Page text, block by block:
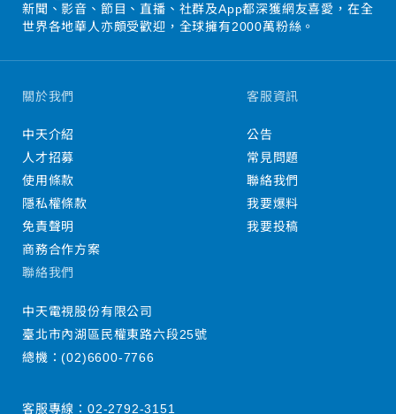
新聞、影音、節目、直播、社群及App都深獲網友喜愛，在全
世界各地華人亦頗受歡迎，全球擁有2000萬粉絲。
關於我們
中天介紹
人才招募
使用條款
隱私權條款
免責聲明
商務合作方案
客服資訊
公告
常見問題
聯絡我們
我要爆料
我要投稿
聯絡我們
中天電視股份有限公司
臺北市內湖區民權東路六段25號
總機：(02)6600-7766
客服專線： 02-2792-3151